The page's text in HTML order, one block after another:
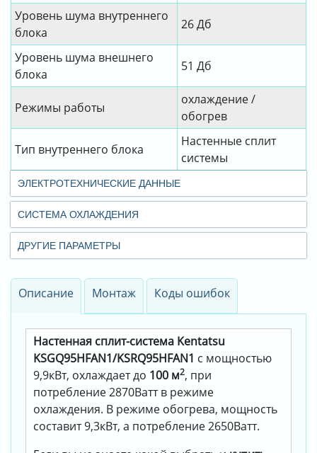
Уровень шума внутреннего
блока
26 Дб
Уровень шума внешнего
блока
51 Дб
Режимы работы
охлаждение /
обогрев
Тип внутреннего блока
Настенные сплит
системы
ЭЛЕКТРОТЕХНИЧЕСКИЕ ДАННЫЕ
СИСТЕМА ОХЛАЖДЕНИЯ
ДРУГИЕ ПАРАМЕТРЫ
Описание Монтаж Коды ошибок
Настенная сплит-система Kentatsu
KSGQ95HFAN1/KSRQ95HFAN1 с мощностью
9,9кВт, охлаждает до 100 м2, при
потребление 2870Ватт в режиме
охлаждения. В режиме обогрева, мощность
составит 9,3кВт, а потребление 2650Ватт.